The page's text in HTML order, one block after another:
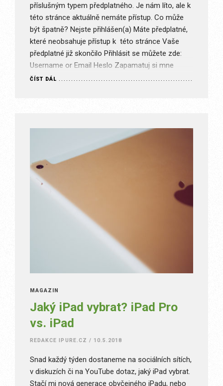
příslušným typem předplatného. Je nám líto, ale k
této stránce aktuálně nemáte přístup. Co může
být špatně? Nejste přihlášen(a) Máte předplatné,
které neobsahuje přístup k této stránce Vaše
předplatné již skončilo Přihlásit se můžete zde:
Username or Email Heslo Zapamatuj si mne
Zapomněli jste heslo?…
ČÍST DÁL
MAGAZÍN
Jaký iPad vybrat? iPad Pro
vs. iPad
REDAKCE IPURE.CZ / 10.5.2018
Snad každý týden dostaneme na sociálních sítích,
v diskuzích či na YouTube dotaz, jaký iPad vybrat.
Stačí mi nová generace obyčejného iPadu, nebo